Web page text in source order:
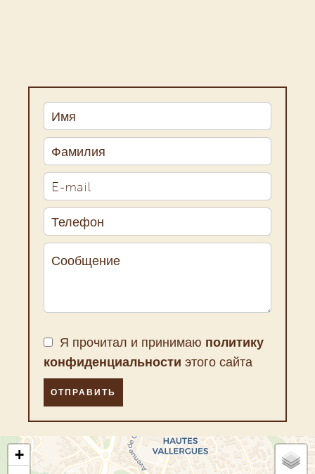
Я прочитал и принимаю политику
конфиденциальности этого сайта
ОТПРАВИТЬ
+